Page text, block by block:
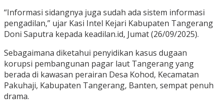
“Informasi sidangnya juga sudah ada sistem informasi
pengadilan,” ujar Kasi Intel Kejari Kabupaten Tangerang
Doni Saputra kepada keadilan.id, Jumat (26/09/2025).
Sebagaimana diketahui penyidikan kasus dugaan
korupsi pembangunan pagar laut Tangerang yang
berada di kawasan perairan Desa Kohod, Kecamatan
Pakuhaji, Kabupaten Tangerang, Banten, sempat penuh
drama.